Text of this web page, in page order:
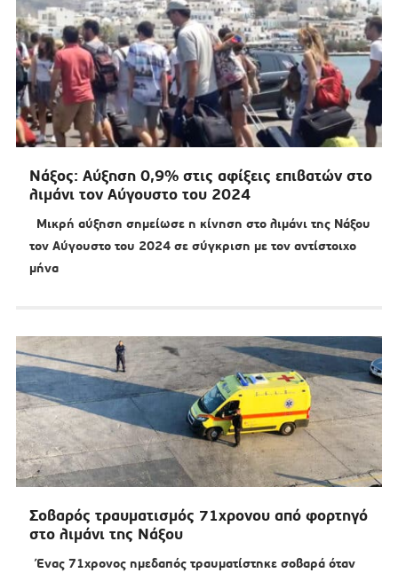
Νάξος: Αύξηση 0,9% στις αφίξεις επιβατών στο
λιμάνι τον Αύγουστο του 2024
Μικρή αύξηση σημείωσε η κίνηση στο λιμάνι της Νάξου
τον Αύγουστο του 2024 σε σύγκριση με τον αντίστοιχο
μήνα
Σοβαρός τραυματισμός 71χρονου από φορτηγό
στο λιμάνι της Νάξου
Ένας 71χρονος ημεδαπός τραυματίστηκε σοβαρά όταν